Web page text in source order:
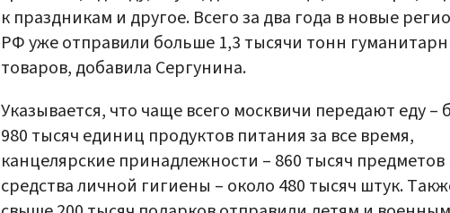
к праздникам и другое. Всего за два года в новые
РФ уже отправили больше 1,3 тысячи тонн
товаров, добавила Сергунина.
Указывается, что чаще всего москвичи передают еду –
980 тысяч единиц продуктов питания за все время,
канцелярские принадлежности – 860 тысяч предметов
средства личной гигиены – около 480 тысяч штук.